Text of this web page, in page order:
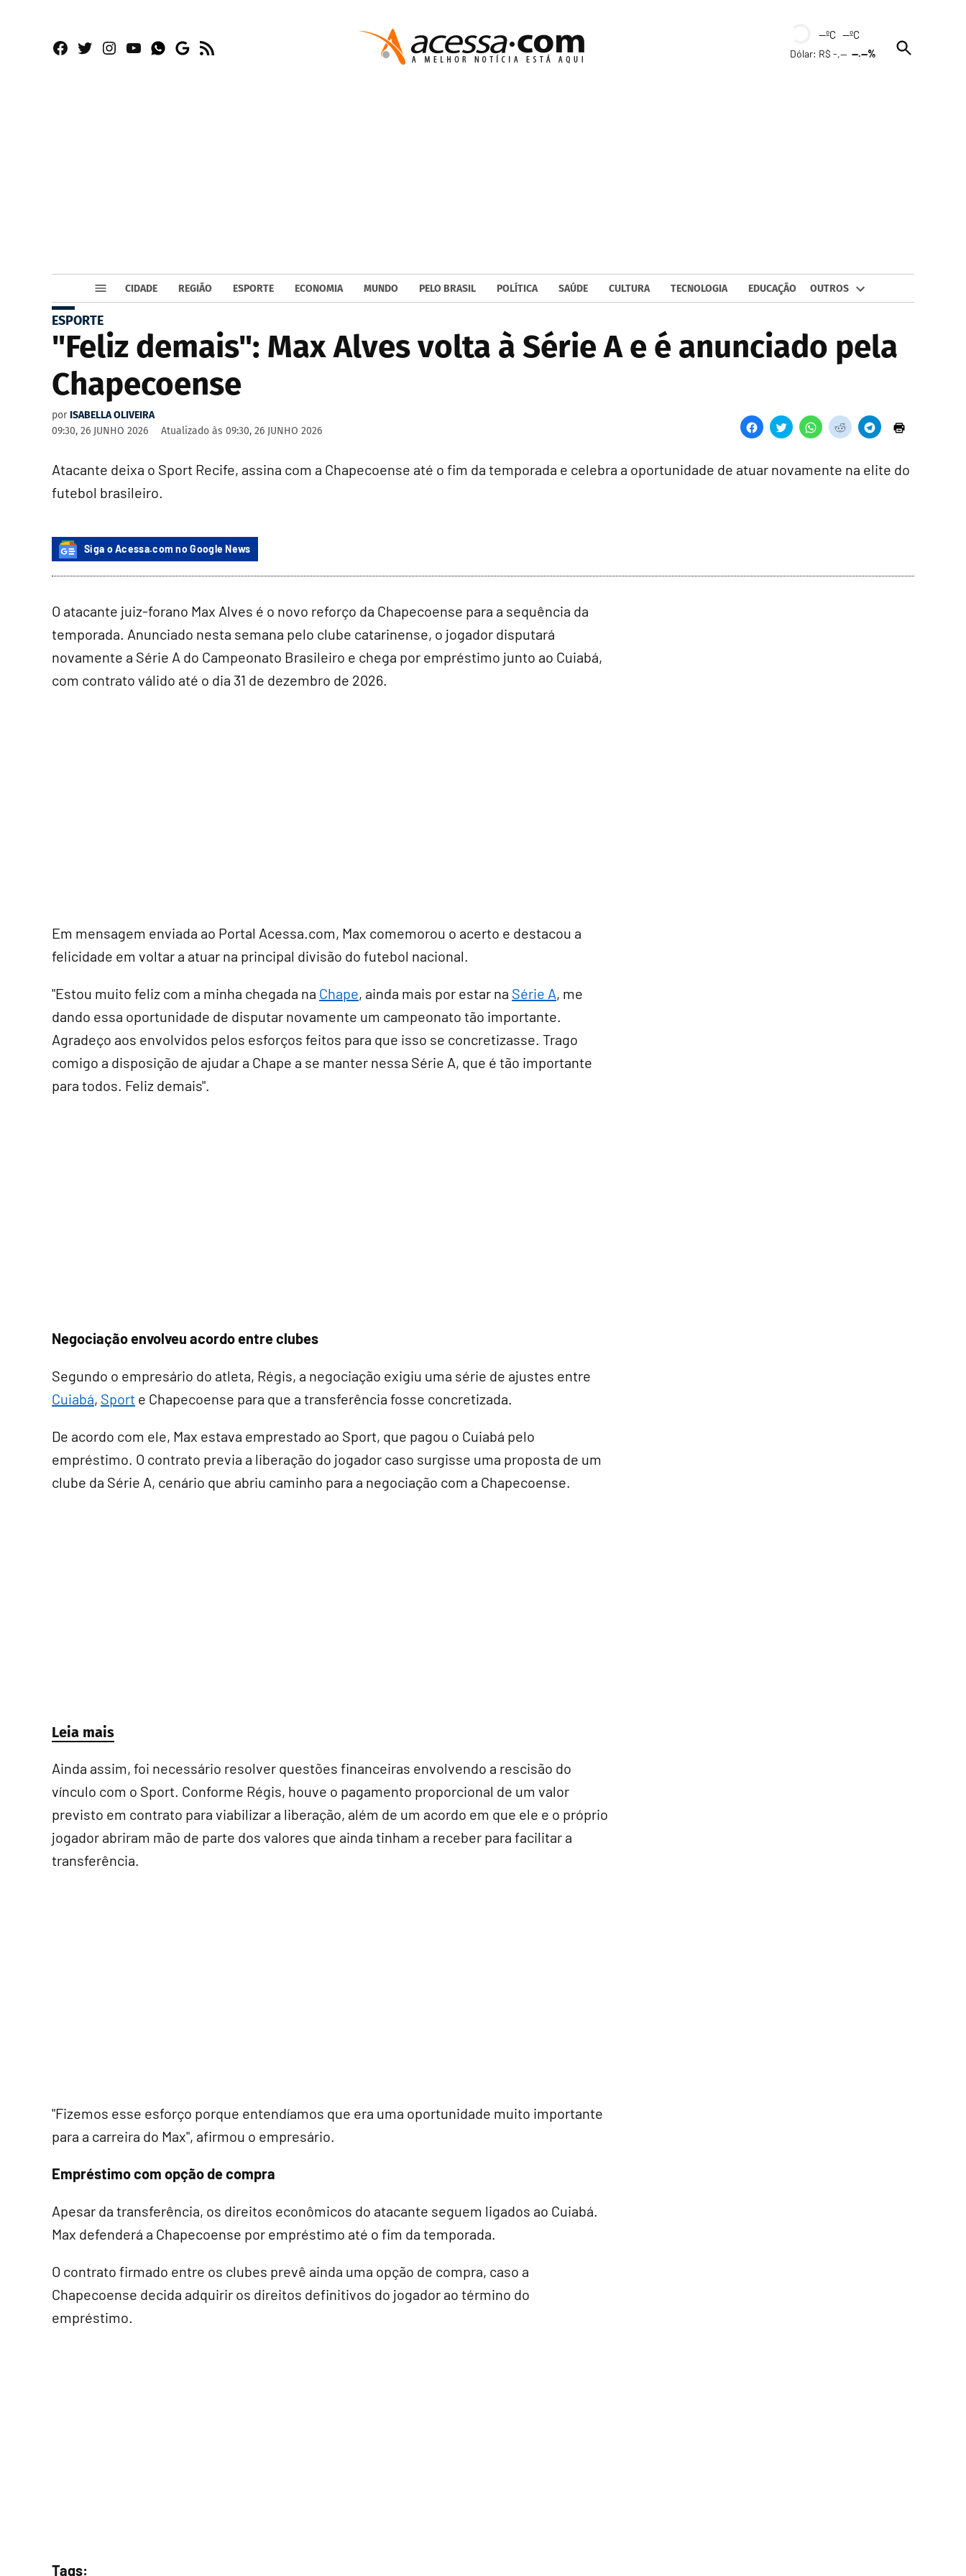
Facebook
TwitterInstagram
YouTubeWhatsapp
Google
RSS
--ºC --ºC
Dólar: R$ -,----.--%
Open
Search
CIDADE REGIÃO ESPORTE ECONOMIA MUNDO PELO BRASIL POLÍTICA SAÚDE CULTURA TECNOLOGIA EDUCAÇÃO OUTROS
ESPORTE
"Feliz demais": Max Alves volta à Série A e é anunciado pela
Chapecoense
por ISABELLA OLIVEIRA
09:30, 26 JUNHO 2026
Atualizado às 09:30, 26 JUNHO 2026
Atacante deixa o Sport Recife, assina com a Chapecoense até o fim da temporada e celebra a oportunidade de atuar novamente na elite do
futebol brasileiro.
Siga o Acessa.com no Google News
O atacante juiz-forano Max Alves é o novo reforço da Chapecoense para a sequência da
temporada. Anunciado nesta semana pelo clube catarinense, o jogador disputará
novamente a Série A do Campeonato Brasileiro e chega por empréstimo junto ao Cuiabá,
com contrato válido até o dia 31 de dezembro de 2026.
Em mensagem enviada ao Portal Acessa.com, Max comemorou o acerto e destacou a
felicidade em voltar a atuar na principal divisão do futebol nacional.
"Estou muito feliz com a minha chegada na Chape, ainda mais por estar na Série A, me
dando essa oportunidade de disputar novamente um campeonato tão importante.
Agradeço aos envolvidos pelos esforços feitos para que isso se concretizasse. Trago
comigo a disposição de ajudar a Chape a se manter nessa Série A, que é tão importante
para todos. Feliz demais".
Negociação envolveu acordo entre clubes
Segundo o empresário do atleta, Régis, a negociação exigiu uma série de ajustes entre
Cuiabá, Sport e Chapecoense para que a transferência fosse concretizada.
De acordo com ele, Max estava emprestado ao Sport, que pagou o Cuiabá pelo
empréstimo. O contrato previa a liberação do jogador caso surgisse uma proposta de um
clube da Série A, cenário que abriu caminho para a negociação com a Chapecoense.
Leia mais
Ainda assim, foi necessário resolver questões financeiras envolvendo a rescisão do
vínculo com o Sport. Conforme Régis, houve o pagamento proporcional de um valor
previsto em contrato para viabilizar a liberação, além de um acordo em que ele e o próprio
jogador abriram mão de parte dos valores que ainda tinham a receber para facilitar a
transferência.
"Fizemos esse esforço porque entendíamos que era uma oportunidade muito importante
para a carreira do Max", afirmou o empresário.
Empréstimo com opção de compra
Apesar da transferência, os direitos econômicos do atacante seguem ligados ao Cuiabá.
Max defenderá a Chapecoense por empréstimo até o fim da temporada.
O contrato firmado entre os clubes prevê ainda uma opção de compra, caso a
Chapecoense decida adquirir os direitos definitivos do jogador ao término do
empréstimo.
Tags: